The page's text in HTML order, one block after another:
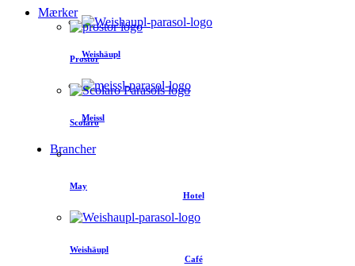
Weishäupl
Meissl
Brancher
Hotel
Café
Mærker
Prostor
Scolaro
May
Weishäupl